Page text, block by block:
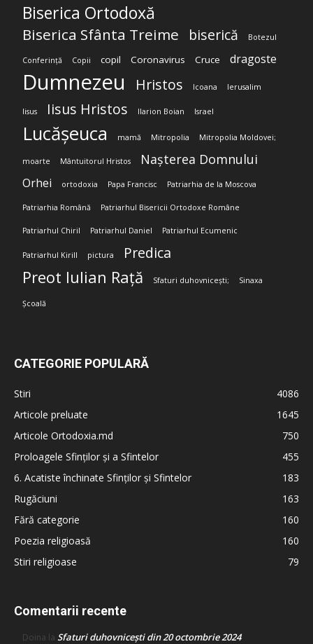
Biserica Ortodoxă
Biserica Sfânta Treime biserică Botezul
Conferință Copii copil Coronavirus Cruce dragoste
Dumnezeu Hristos Icoana Ierusalim
Iisus Iisus Hristos Ilarion Boian Israel
Lucășeuca mamă Mitropolia Mitropolia Moldovei;
moarte Mântuitorul Hristos Nașterea Domnului
Orhei ortodoxia Papa Francisc Patriarhia de la Moscova
Patriarhia Română Patriarhul Bisericii Ortodoxe Române
Patriarhul Chiril Patriarhul Daniel Patriarhul Ecumenic
Patriarhul Kirill pictura Predica
Preot Iulian Rață Sfaturi duhovnicești; Sinaxa
Școală
CATEGORIE POPULARĂ
Stiri
4086
Articole preluate
1645
Articole Ortodoxia.md
750
Proloagele Sfinților și a Sfintelor
455
6. Acatiste închinate Sfinților și Sfintelor
183
Rugăciuni
163
Fără categorie
160
Poezia religioasă
160
Stiri religioase
79
Comentarii recente
Doina la Sfaturi duhovnicești din 20 octombrie 2024